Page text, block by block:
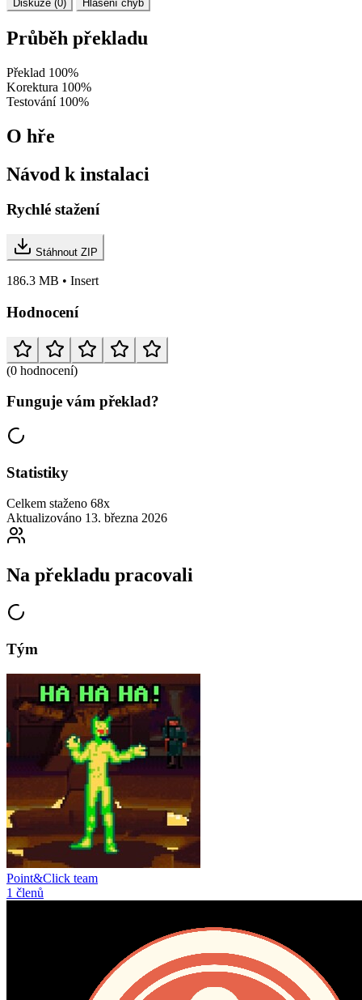
Diskuze (0) Hlášení chyb
Průběh překladu
Překlad 100%
Korektura 100%
Testování 100%
O hře
Návod k instalaci
Rychlé stažení
Stáhnout ZIP
186.3 MB • Insert
Hodnocení
(0 hodnocení)
Funguje vám překlad?
Statistiky
Celkem staženo 68x
Aktualizováno 13. března 2026
Na překladu pracovali
Tým
Point&Click team
1 členů